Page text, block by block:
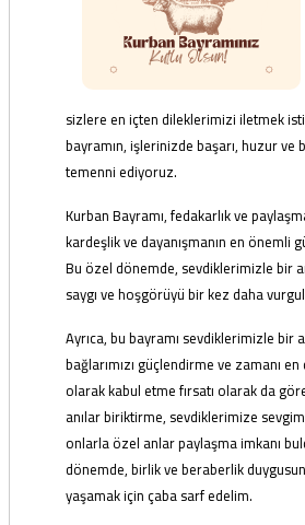
sizlere en içten dileklerimizi iletmek
bayramın, işlerinizde başarı, huzur
temenni ediyoruz.
Kurban Bayramı, fedakarlık ve
kardeşlik ve dayanışmanın en önemli
Bu özel dönemde, sevdiklerimizle bir
saygı ve hoşgörüyü bir kez daha
Ayrıca, bu bayramı sevdiklerimizle bir
bağlarımızı güçlendirme ve zamanı en
olarak kabul etme fırsatı olarak da
anılar biriktirme, sevdiklerimize
onlarla özel anlar paylaşma imkanı
dönemde, birlik ve beraberlik
yaşamak için çaba sarf edelim.